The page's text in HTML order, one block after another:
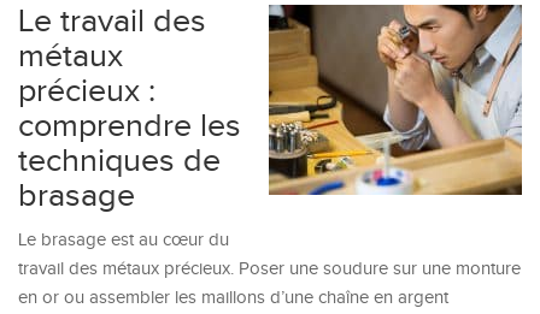
Le travail des
métaux
précieux :
comprendre les
techniques de
brasage
Le brasage est au cœur du
travail des métaux précieux. Poser une soudure sur une monture
en or ou assembler les maillons d’une chaîne en argent